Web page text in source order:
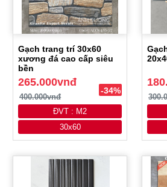
Gạch trang trí 30x60
xương đá cao cấp siêu
bền
265.000vnđ
400.000vnđ
-34%
ĐVT : M2
30x60